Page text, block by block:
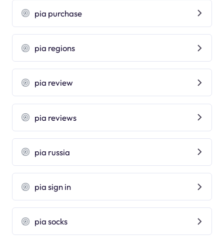
pia purchase
pia regions
pia review
pia reviews
pia russia
pia sign in
pia socks